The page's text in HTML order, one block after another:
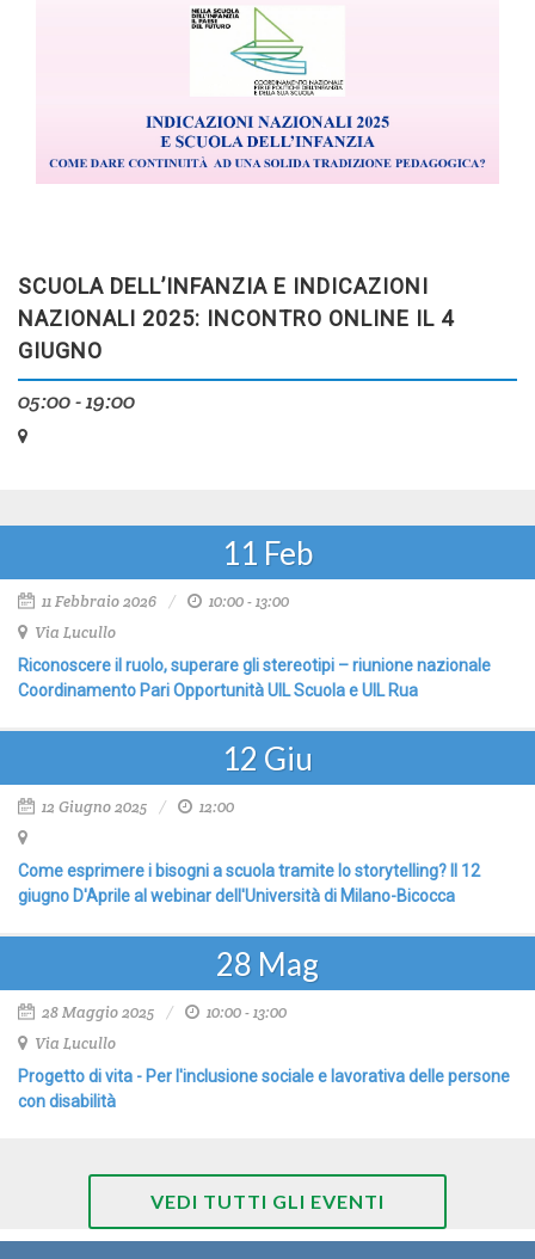
SCUOLA DELL’INFANZIA E INDICAZIONI
NAZIONALI 2025: INCONTRO ONLINE IL 4
GIUGNO
05:00 - 19:00
11 Feb
11 Febbraio 2026
10:00 - 13:00
Via Lucullo
Riconoscere il ruolo, superare gli stereotipi – riunione nazionale
Coordinamento Pari Opportunità UIL Scuola e UIL Rua
12 Giu
12 Giugno 2025 12:00
Come esprimere i bisogni a scuola tramite lo storytelling? Il 12
giugno D'Aprile al webinar dell'Università di Milano-Bicocca
28 Mag
28 Maggio 2025
10:00 - 13:00
Via Lucullo
Progetto di vita - Per l'inclusione sociale e lavorativa delle persone
con disabilità
VEDI TUTTI GLI EVENTI